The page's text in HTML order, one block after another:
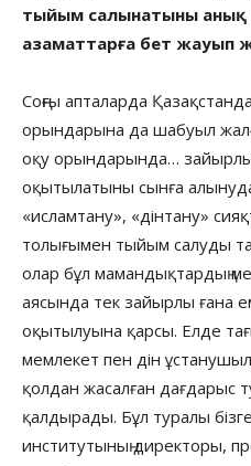
тыйым салынатыны анық
азаматтарға бет жауып
Соңғы апталарда
орындарына да шабуыл
оқу орындарында…
оқытылатыны сынға
«исламтану», «дінтану»
толығымен тыйым салуды
олар бұл мамандықтардың
аясында тек зайырлы ғана
оқытылуына қарсы. Елде
мемлекет пен дін
қолдан жасалған дағдарыс
қалдырады. Бұл туралы
институтының директоры,